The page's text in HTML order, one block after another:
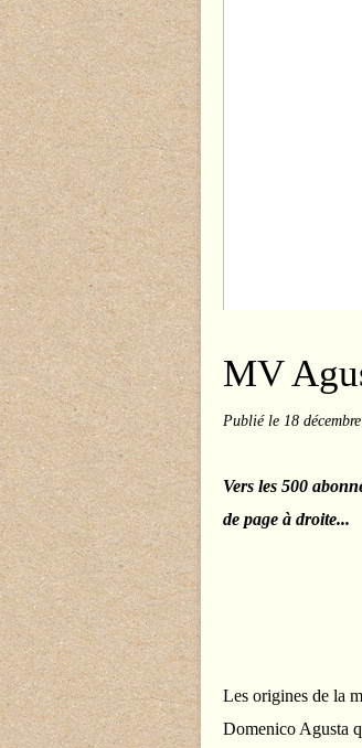
MV
Publié le 18
Vers les 500
de page à droite...
Les origines de la
Domenico Agusta